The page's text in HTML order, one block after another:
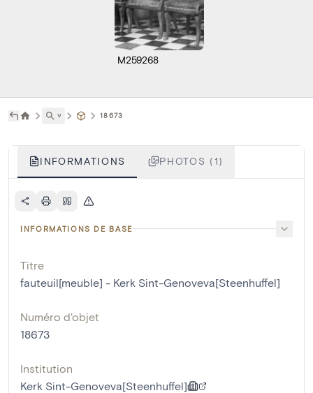
M259268
˅ 18673
INFORMATIONS PHOTOS (1)
INFORMATIONS DE BASE
Titre
fauteuil[meuble] - Kerk Sint-Genoveva[Steenhuffel]
Numéro d'objet
18673
Institution
Kerk Sint-Genoveva[Steenhuffel]